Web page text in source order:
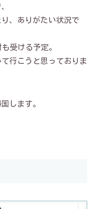
、ありがたい状況で
受ける予定。
行こうと思っておりま
します。